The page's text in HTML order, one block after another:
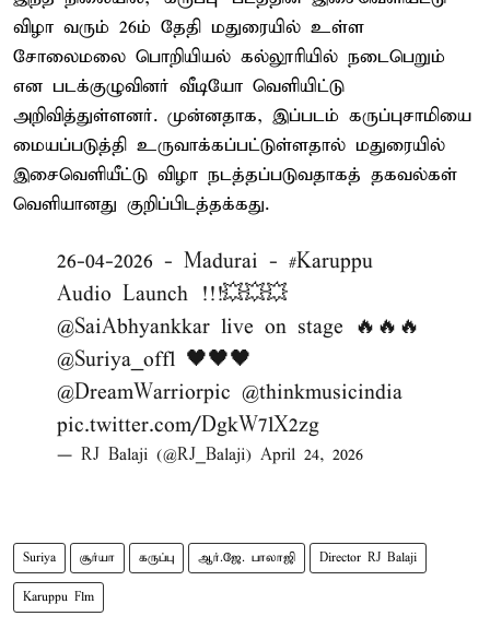
விழா வரும் 26ம் தேதி மதுரையில் உள்ள
சோலைமலை பொறியியல் கல்லூரியில் நடைபெறும்
என படக்குழுவினர் வீடியோ வெளியிட்டு
அறிவித்துள்ளனர். முன்னதாக, இப்படம் கருப்புசாமியை
மையப்படுத்தி உருவாக்கப்பட்டுள்ளதால் மதுரையில்
இசைவெளியீட்டு விழா நடத்தப்படுவதாகத் தகவல்கள்
வெளியானது குறிப்பிடத்தக்கது.
26-04-2026 - Madurai - #Karuppu
Audio Launch !!!💥💥💥
@SaiAbhyankkar live on stage 🔥🔥🔥
@Suriya_offl 🖤🖤🖤
@DreamWarriorpic @thinkmusicindia
pic.twitter.com/DgkW7lX2zg
— RJ Balaji (@RJ_Balaji) April 24, 2026
Suriya சூர்யா கருப்பு ஆர்.ஜே. பாலாஜி Director RJ Balaji
Karuppu Flm